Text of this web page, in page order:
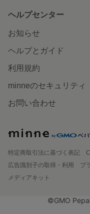
ヘルプセンター
お知らせ
ヘルプとガイド
利用規約
minneのセキュリティ
お問い合わせ
特定商取引法に基づく表記
広告識別子の取得・利用
プ
メディアキット
©GMO